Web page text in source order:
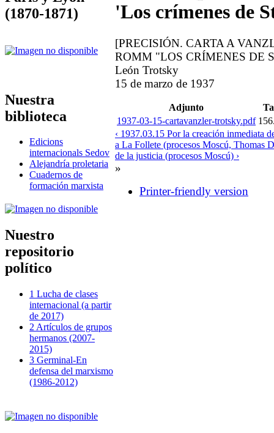
(1870-1871)
Nuestra
biblioteca
Edicions
internacionals Sedov
Alejandría proletaria
Cuadernos de
formación marxista
Nuestro
repositorio
político
1 Lucha de clases
internacional (a partir
de 2017)
2 Artículos de grupos
hermanos (2007-
2015)
3 Germinal-En
defensa del marxismo
(1986-2012)
'Los crímenes de
[PRECISIÓN. CARTA A
ROMM "LOS CRÍMENES DE
León Trotsky
15 de marzo de 1937
Adjunto
1937-03-15-cartavanzler-trotsky.pdf
‹ 1937.03.15 Por la creación inmediata
a La Follete (procesos Moscú, Thomas
de la justicia (procesos Moscú) ›
»
Printer-friendly version